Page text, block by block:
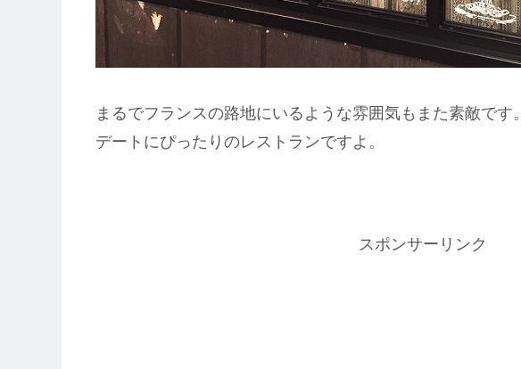
まるでフランスの路地にいるような雰囲気もまた素敵です。
デートにぴったりのレストランですよ。
スポンサーリンク